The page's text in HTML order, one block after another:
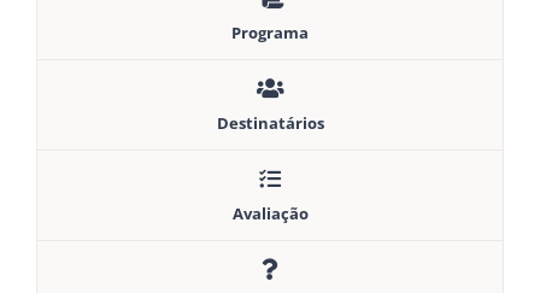
Programa
Destinatários
Avaliação